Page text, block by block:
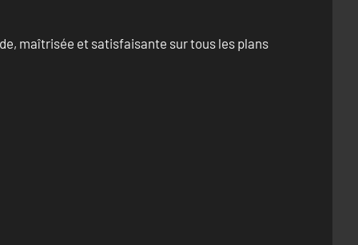
maîtrisée et satisfaisante sur tous les plans